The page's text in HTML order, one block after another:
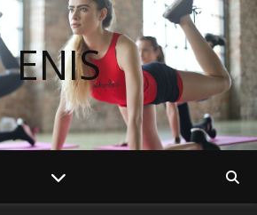
ENIS